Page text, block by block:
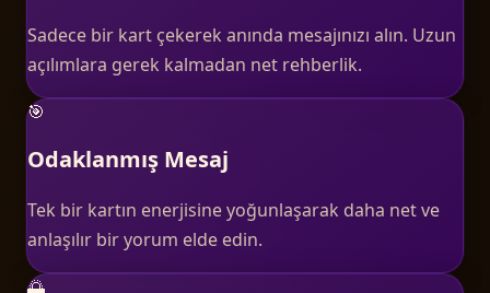
Sadece bir kart çekerek anında mesajınızı alın. Uzun
açılımlara gerek kalmadan net rehberlik.
🎯
Odaklanmış Mesaj
Tek bir kartın enerjisine yoğunlaşarak daha net ve
anlaşılır bir yorum elde edin.
🌅